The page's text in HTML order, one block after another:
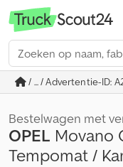
/ ... / Advertentie-ID:
Bestelwagen met
OPEL Movano
Tempomat /